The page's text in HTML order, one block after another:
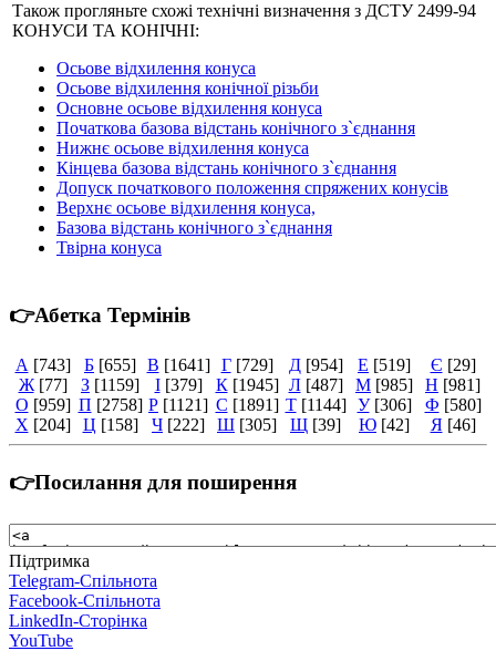
Також прогляньте схожі технічні визначення з ДСТУ 2499-94
КОНУСИ ТА КОНІЧНІ:
Осьове відхилення конуса
Осьове відхилення конічної різьби
Основне осьове відхилення конуса
Початкова базова відстань конічного з`єднання
Нижнє осьове відхилення конуса
Кінцева базова відстань конічного з`єднання
Допуск початкового положення спряжених конусів
Верхнє осьове відхилення конуса,
Базова відстань конічного з`єднання
Твірна конуса
👉Абетка Термінів
А [743] Б [655] В [1641] Г [729] Д [954] Е [519] Є [29]
Ж [77] З [1159] І [379] К [1945] Л [487] М [985] Н [981]
О [959] П [2758] Р [1121] С [1891] Т [1144] У [306] Ф [580]
Х [204] Ц [158] Ч [222] Ш [305] Щ [39] Ю [42] Я [46]
👉Посилання для поширення
Підтримка
Telegram-Спільнота
Facebook-Спільнота
LinkedIn-Сторінка
YouTube